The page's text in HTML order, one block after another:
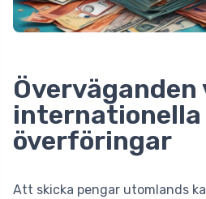
Överväganden
internationella
överföringar
Att skicka pengar utomlands